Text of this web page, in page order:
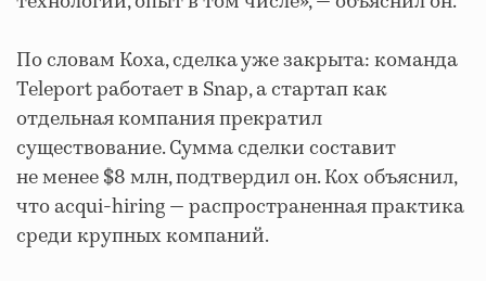
По словам Коха, сделка уже закрыта: команда
Teleport работает в Snap, а стартап как
отдельная компания прекратил
существование. Сумма сделки составит
не менее $8 млн, подтвердил он. Кох объяснил,
что acqui-hiring — распространенная практика
среди крупных компаний.